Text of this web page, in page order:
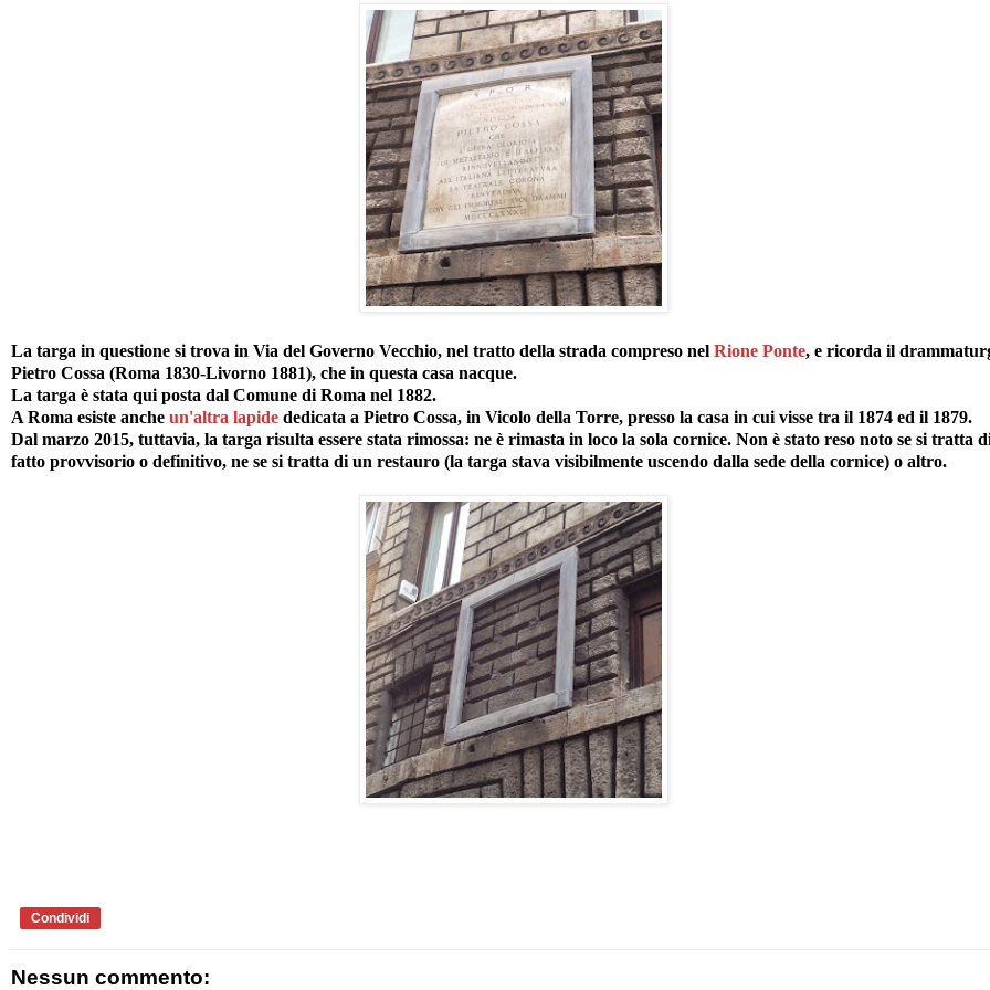
La targa in questione si trova in Via del Governo Vecchio, nel tratto della strada compreso nel Rione Ponte, e ricorda il
Pietro Cossa (Roma 1830-Livorno 1881), che in questa casa nacque.
La targa è stata qui posta dal Comune di Roma nel 1882.
A Roma esiste anche un'altra lapide dedicata a Pietro Cossa, in Vicolo della Torre, presso la casa in cui visse tra il 1874 ed il 1879.
Dal marzo 2015, tuttavia, la targa risulta essere stata rimossa: ne è rimasta in loco la sola cornice. Non è stato reso noto se si tratta
fatto provvisorio o definitivo, ne se si tratta di un restauro (la targa stava visibilmente uscendo dalla sede della cornice) o altro.
Condividi
Nessun commento: